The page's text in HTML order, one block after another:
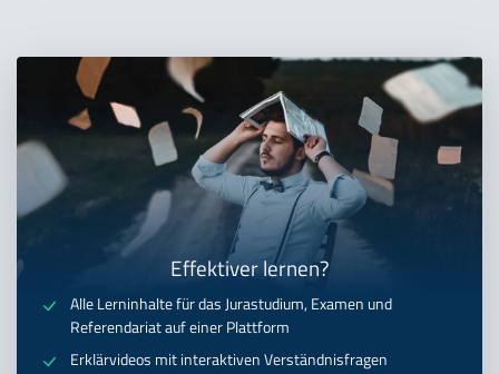
Effektiver lernen?
Alle Lerninhalte für das Jurastudium, Examen und
Referendariat auf einer Plattform
Erklärvideos mit interaktiven Verständnisfragen